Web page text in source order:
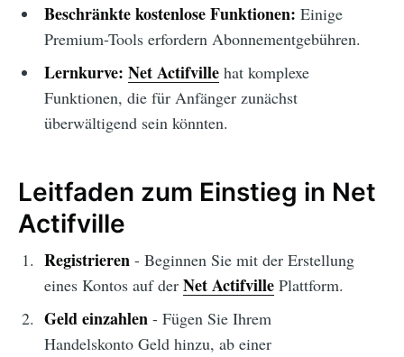
Beschränkte kostenlose Funktionen: Einige
Premium-Tools erfordern Abonnementgebühren.
Lernkurve: Net Actifvillehat komplexe
Funktionen, die für Anfänger zunächst
überwältigend sein könnten.
Leitfaden zum Einstieg in Net
Actifville
Registrieren- Beginnen Sie mit der Erstellung
eines Kontos auf der Net ActifvillePlattform.
Geld einzahlen- Fügen Sie Ihrem
Handelskonto Geld hinzu, ab einer